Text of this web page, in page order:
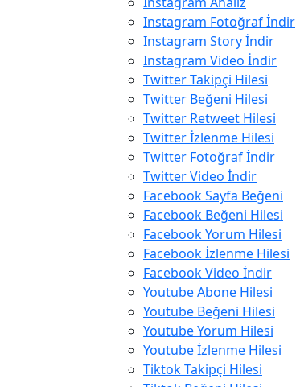
Instagram Fotoğraf İndir
Instagram Story İndir
Instagram Video İndir
Twitter Takipçi Hilesi
Twitter Beğeni Hilesi
Twitter Retweet Hilesi
Twitter İzlenme Hilesi
Twitter Fotoğraf İndir
Twitter Video İndir
Facebook Sayfa Beğeni
Facebook Beğeni Hilesi
Facebook Yorum Hilesi
Facebook İzlenme Hilesi
Facebook Video İndir
Youtube Abone Hilesi
Youtube Beğeni Hilesi
Youtube Yorum Hilesi
Youtube İzlenme Hilesi
Tiktok Takipçi Hilesi